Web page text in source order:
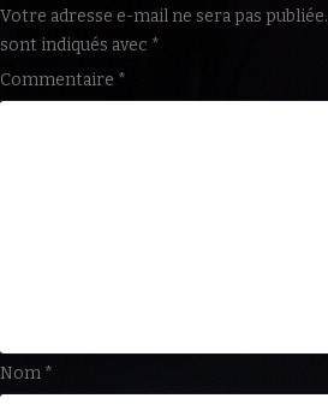
Votre adresse e-mail ne sera pas publiée.
sont indiqués avec *
Commentaire *
Nom *